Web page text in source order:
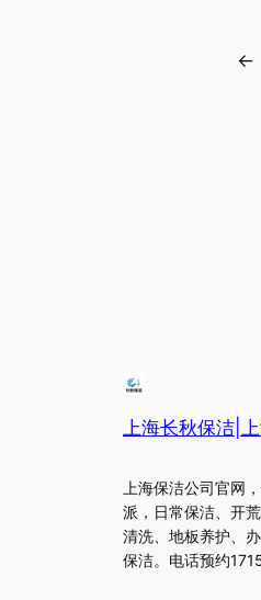
←
上海长秋保洁|
上海保洁公司官网
派，日常保洁、开
清洗、地板养护、
保洁。电话预约